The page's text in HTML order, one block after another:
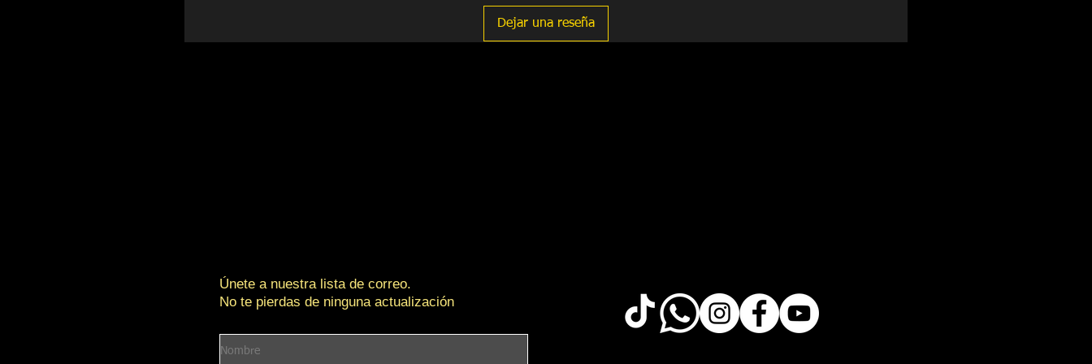
Dejar una reseña
Únete a nuestra lista de correo.
No te pierdas de ninguna actualización